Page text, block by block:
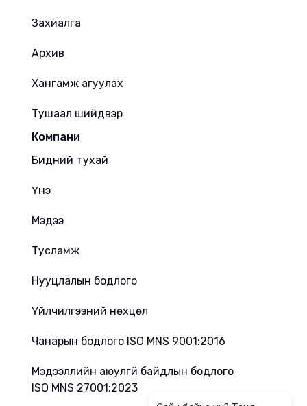
Захиалга
Архив
Хангамж агуулах
Тушаал шийдвэр
Компани
Бидний тухай
Үнэ
Мэдээ
Тусламж
Нууцлалын бодлого
Үйлчилгээний нөхцөл
Чанарын бодлого ISO MNS 9001:2016
Мэдээллийн аюулгүй байдлын бодлого
ISO MNS 27001:2023